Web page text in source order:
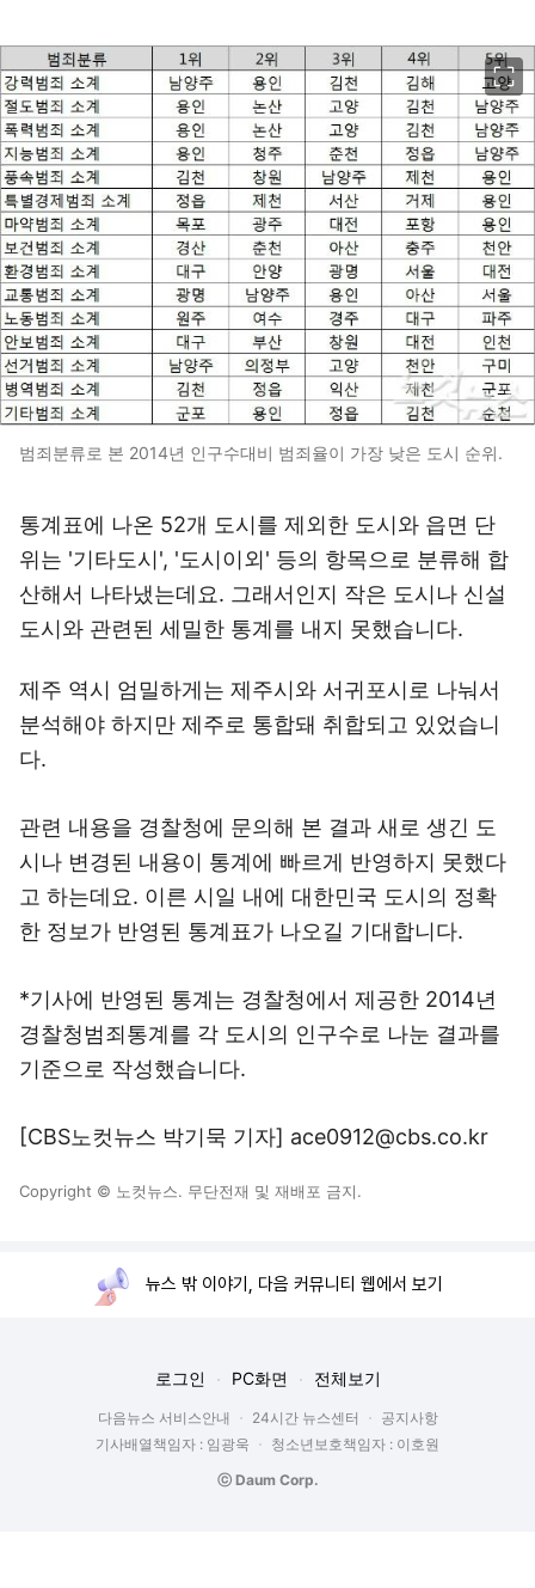
범죄분류로 본 2014년 인구수대비 범죄율이 가장 낮은 도시 순위.
통계표에 나온 52개 도시를 제외한 도시와 읍면 단
위는 '기타도시', '도시이외' 등의 항목으로 분류해 합
산해서 나타냈는데요. 그래서인지 작은 도시나 신설
도시와 관련된 세밀한 통계를 내지 못했습니다.
제주 역시 엄밀하게는 제주시와 서귀포시로 나눠서
분석해야 하지만 제주로 통합돼 취합되고 있었습니
다.
관련 내용을 경찰청에 문의해 본 결과 새로 생긴 도
시나 변경된 내용이 통계에 빠르게 반영하지 못했다
고 하는데요. 이른 시일 내에 대한민국 도시의 정확
한 정보가 반영된 통계표가 나오길 기대합니다.
*기사에 반영된 통계는 경찰청에서 제공한 2014년
경찰청범죄통계를 각 도시의 인구수로 나눈 결과를
기준으로 작성했습니다.
[CBS노컷뉴스 박기묵 기자] ace0912@cbs.co.kr
Copyright © 노컷뉴스. 무단전재 및 재배포 금지.
뉴스 밖 이야기, 다음 커뮤니티 웹에서 보기
로그인 PC화면 전체보기
다음뉴스 서비스안내 24시간 뉴스센터
공지사항
기사배열책임자 : 임광욱
청소년보호책임자 : 이호원
ⓒ Daum Corp.